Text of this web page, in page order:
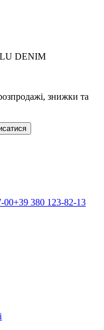
DENIM
знижки та
00+39 380 123-82-13